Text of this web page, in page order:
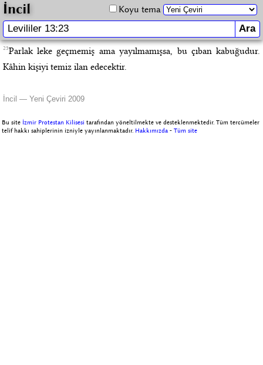
İncil Koyu tema
23Parlak leke geçmemiş ama yayılmamışsa, bu çıban kabuğudur.
Kâhin kişiyi temiz ilan edecektir.
İncil — Yeni Çeviri 2009
Bu site İzmir Protestan Kilisesi tarafından yöneltilmekte ve desteklenmektedir. Tüm tercümeler
telif hakkı sahiplerinin izniyle yayınlanmaktadır. Hakkımızda -Tüm site